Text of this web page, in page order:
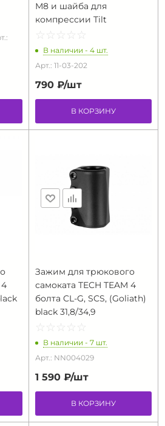
М8 и шайба для
компрессии Tilt
☆ ☆ ☆ ☆ ☆
★ ★ ★ ★ ★
В наличии - 4 шт.
Арт.: 11-03-202
790 ₽/шт
В КОРЗИНУ
4
Зажим для трюкового
самоката TECH TEAM 4
болта CL-G, SCS, (Goliath)
black 31,8/34,9
☆ ☆ ☆ ☆ ☆
★ ★ ★ ★ ★
В наличии - 7 шт.
Арт.: NN004029
1 590 ₽/шт
В КОРЗИНУ